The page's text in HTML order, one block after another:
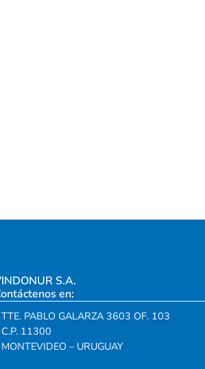
S.A.
en:
TTE. PABLO GALARZA 3603 OF. 103
C.P. 11300
MONTEVIDEO – URUGUAY